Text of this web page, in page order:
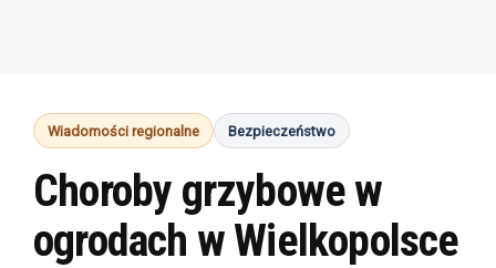
Wiadomości regionalne Bezpieczeństwo
Choroby grzybowe w
ogrodach w Wielkopolsce